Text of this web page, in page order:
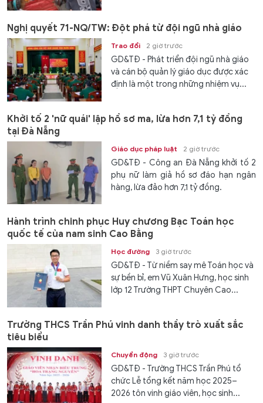
Nghị quyết 71-NQ/TW: Đột phá từ đội ngũ nhà giáo
Trao đổi 2 giờ trước
GD&TĐ - Phát triển đội ngũ nhà giáo
và cán bộ quản lý giáo dục được xác
định là một trong những nhiệm vụ...
Khởi tố 2 'nữ quái' lập hồ sơ ma, lừa hơn 7,1 tỷ đồng
tại Đà Nẵng
Giáo dục pháp luật 2 giờ trước
GD&TĐ - Công an Đà Nẵng khởi tố 2
phụ nữ làm giả hồ sơ đáo hạn ngân
hàng, lừa đảo hơn 7,1 tỷ đồng.
Hành trình chinh phục Huy chương Bạc Toán học
quốc tế của nam sinh Cao Bằng
Học đường 3 giờ trước
GD&TĐ - Từ niềm say mê Toán học và
sự bền bỉ, em Vũ Xuân Hưng, học sinh
lớp 12 Trường THPT Chuyên Cao...
Trường THCS Trần Phú vinh danh thầy trò xuất sắc
tiêu biểu
Chuyển động 3 giờ trước
GD&TĐ - Trường THCS Trần Phú tổ
chức Lễ tổng kết năm học 2025–
2026 tôn vinh giáo viên, học sinh...